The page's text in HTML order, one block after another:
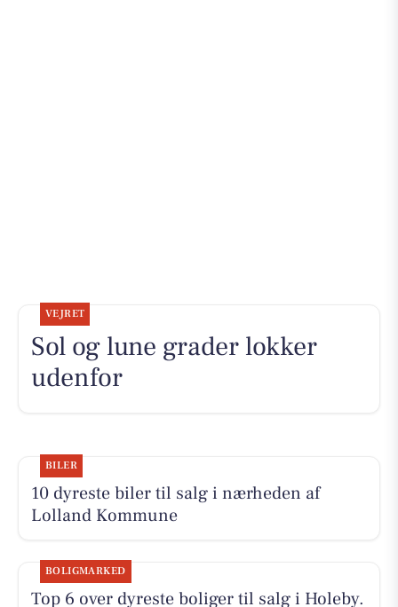
VEJRET
Sol og lune grader lokker
udenfor
BILER
10 dyreste biler til salg i nærheden af
Lolland Kommune
BOLIGMARKED
Top 6 over dyreste boliger til salg i Holeby.